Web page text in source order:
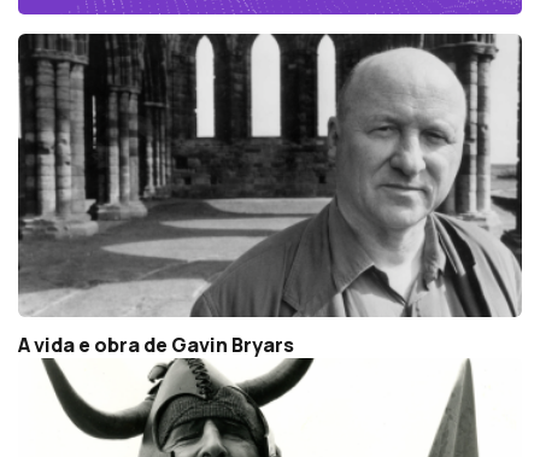
A vida e obra de Gavin Bryars